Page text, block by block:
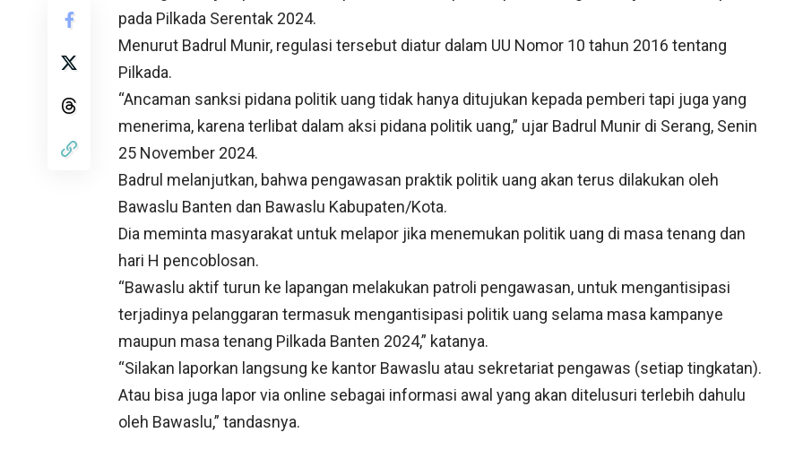
pada Pilkada Serentak 2024.
Menurut Badrul Munir, regulasi tersebut diatur dalam UU Nomor 10 tahun 2016 tentang
Pilkada.
“Ancaman sanksi pidana politik uang tidak hanya ditujukan kepada pemberi tapi juga yang
menerima, karena terlibat dalam aksi pidana politik uang,” ujar Badrul Munir di Serang, Senin
25 November 2024.
Badrul melanjutkan, bahwa pengawasan praktik politik uang akan terus dilakukan oleh
Bawaslu Banten dan Bawaslu Kabupaten/Kota.
Dia meminta masyarakat untuk melapor jika menemukan politik uang di masa tenang dan
hari H pencoblosan.
“Bawaslu aktif turun ke lapangan melakukan patroli pengawasan, untuk mengantisipasi
terjadinya pelanggaran termasuk mengantisipasi politik uang selama masa kampanye
maupun masa tenang Pilkada Banten 2024,” katanya.
“Silakan laporkan langsung ke kantor Bawaslu atau sekretariat pengawas (setiap tingkatan).
Atau bisa juga lapor via online sebagai informasi awal yang akan ditelusuri terlebih dahulu
oleh Bawaslu,” tandasnya.